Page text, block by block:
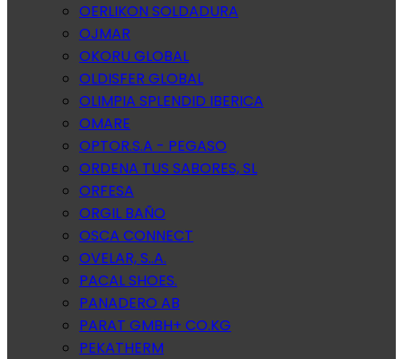
OERLIKON SOLDADURA
OJMAR
OKORU GLOBAL
OLDISFER GLOBAL
OLIMPIA SPLENDID IBERICA
OMARE
OPTOR.S.A - PEGASO
ORDENA TUS SABORES, SL
ORFESA
ORGIL BAÑO
OSCA CONNECT
OVELAR, S..A.
PACAL SHOES.
PANADERO AB
PARAT GMBH+ CO.KG
PEKATHERM